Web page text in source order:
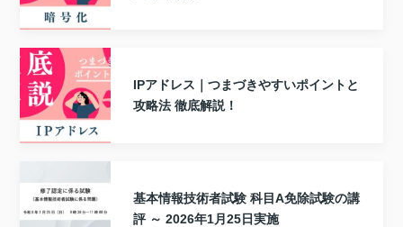
IPアドレス｜つまづきやすいポイントと
攻略法 徹底解説！
基本情報技術者試験 科目A免除試験の講
評 ～ 2026年1月25日実施